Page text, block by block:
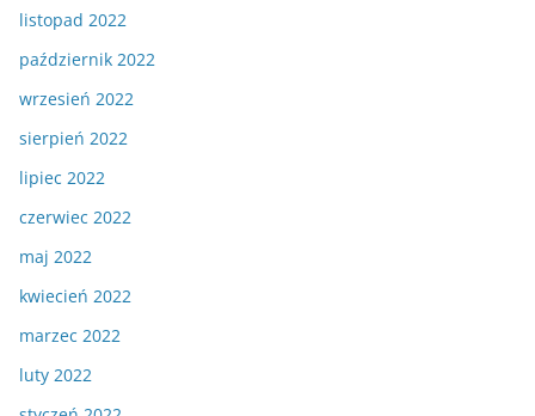
listopad 2022
październik 2022
wrzesień 2022
sierpień 2022
lipiec 2022
czerwiec 2022
maj 2022
kwiecień 2022
marzec 2022
luty 2022